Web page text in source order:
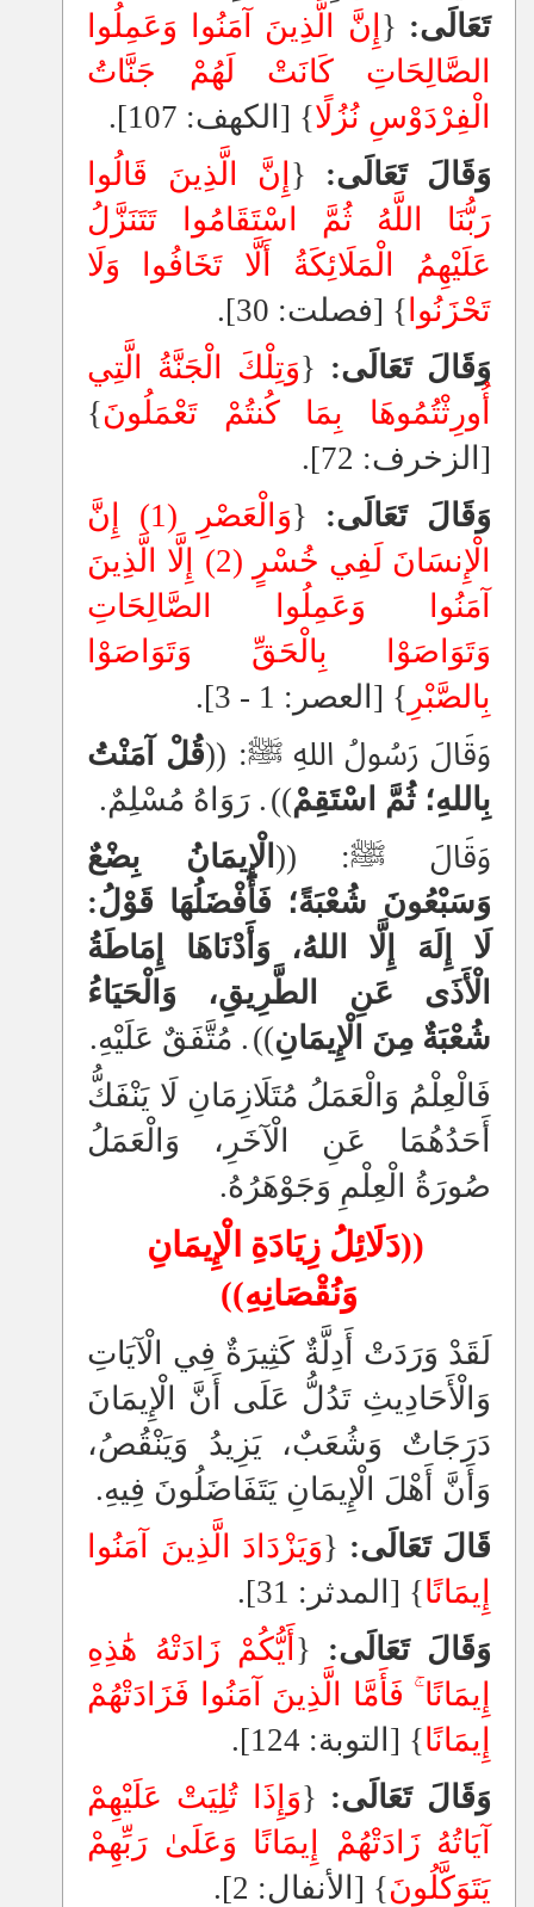
تَعَالَى: { إِنَّ الَّذِينَ آمَنُوا وَعَمِلُوا
الصَّالِحَاتِ كَانَتْ لَهُمْ جَنَّاتُ
الْفِرْدَوْسِ نُزُلًا} [الكهف: 107].
وَقَالَ تَعَالَى: { إِنَّ الَّذِينَ قَالُوا
رَبُّنَا اللَّهُ ثُمَّ اسْتَقَامُوا تَتَنَزَّلُ
عَلَيْهِمُ الْمَلَائِكَةُ أَلَّا تَخَافُوا وَلَا
تَحْزَنُوا } [فصلت: 30].
وَقَالَ تَعَالَى: {وَتِلْكَ الْجَنَّةُ الَّتِي
أُورِثْتُمُوهَا بِمَا كُنتُمْ تَعْمَلُونَ}
[الزخرف: 72].
وَقَالَ تَعَالَى: {
وَالْعَصْرِ (1) إِنَّ
الْإِنسَانَ لَفِي خُسْرٍ (2) إِلَّا الَّذِينَ
آمَنُوا وَعَمِلُوا الصَّالِحَاتِ
وَتَوَاصَوْا بِالْحَقِّ وَتَوَاصَوْا
بِالصَّبْرِ } [العصر: 1 - 3].
وَقَالَ رَسُولُ اللهِ ﷺ: ((قُلْ آمَنْتُ
بِاللهِ؛ ثُمَّ اسْتَقِمْ)) . رَوَاهُ مُسْلِمٌ.
وَقَالَ ﷺ: (( الْإِيمَانُ بِضْعٌ
وَسَبْعُونَ شُعْبَةً؛ فَأَفْضَلُهَا قَوْلُ:
لَا إِلَهَ إِلَّا اللهُ، وَأَدْنَاهَا إِمَاطَةُ
الْأَذَى عَنِ الطَّرِيقِ، وَالْحَيَاءُ
شُعْبَةٌ مِنَ الْإِيمَانِ)) . مُتَّفَقٌ عَلَيْهِ.
فَالْعِلْمُ وَالْعَمَلُ مُتَلَازِمَانِ لَا يَنْفَكُّ
أَحَدُهُمَا عَنِ الْآخَرِ، وَالْعَمَلُ
صُورَةُ الْعِلْمِ وَجَوْهَرُهُ.
((دَلَائِلُ زِيَادَةِ الْإِيمَانِ
وَنُقْصَانِهِ))
لَقَدْ وَرَدَتْ أَدِلَّةٌ كَثِيرَةٌ فِي الْآيَاتِ
وَالْأَحَادِيثِ تَدُلُّ عَلَى أَنَّ الْإِيمَانَ
دَرَجَاتٌ وَشُعَبٌ، يَزِيدُ وَيَنْقُصُ،
وَأَنَّ أَهْلَ الْإِيمَانِ يَتَفَاضَلُونَ فِيهِ.
قَالَ تَعَالَى: {وَيَزْدَادَ الَّذِينَ آمَنُوا
إِيمَانًا} [المدثر: 31].
وَقَالَ تَعَالَى: { أَيُّكُمْ زَادَتْهُ هَٰذِهِ
إِيمَانًاۚ فَأَمَّا الَّذِينَ آمَنُوا فَزَادَتْهُمْ
إِيمَانًا} [التوبة: 124].
وَقَالَ تَعَالَى: {وَإِذَا تُلِيَتْ عَلَيْهِمْ
آيَاتُهُ زَادَتْهُمْ إِيمَانًا وَعَلَىٰ رَبِّهِمْ
يَتَوَكَّلُونَ} [الأنفال: 2].